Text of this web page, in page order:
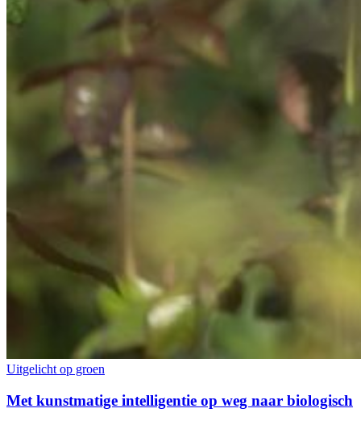
Uitgelicht op groen
Met kunstmatige intelligentie op weg naar biologisch